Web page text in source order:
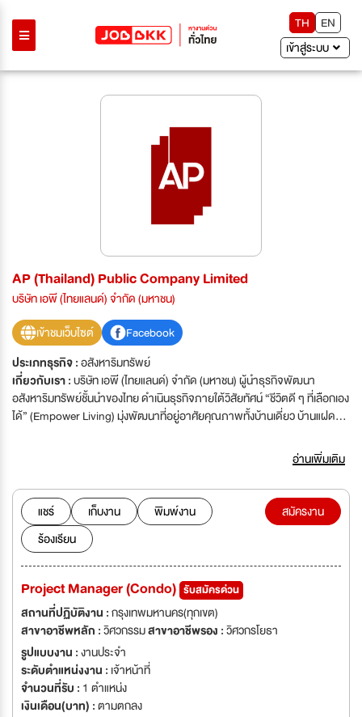
TH
EN
เข้าสู่ระบบ
AP (Thailand) Public Company Limited
บริษัท เอพี (ไทยแลนด์) จำกัด (มหาชน)
เข้าชมเว็บไซต์
Facebook
ประเภทธุรกิจ :อสังหาริมทรัพย์
เกี่ยวกับเรา :บริษัท เอพี (ไทยแลนด์) จำกัด (มหาชน) ผู้นำธุรกิจพัฒนา
อสังหาริมทรัพย์ชั้นนำของไทย ดำเนินธุรกิจภายใต้วิสัยทัศน์ “ชีวิตดี ๆ ที่เลือกเอง
ได้” (Empower Living) มุ่งพัฒนาที่อยู่อาศัยคุณภาพทั้งบ้านเดี่ยว บ้านแฝด
ตอบโจทย์การใช้ชีวิตของผู้คนในทุกช่วงชีวิต ปัจจุบันเอพี ไทยแลนด์ มีโครงการที่
อยู่อาศัยกระจายอยู่ทั่วประเทศมากกว่า 200 โครงการ และยังคงมุ่งมั่นพัฒนา
นวัตกรรมที่อยู่อาศัย เพื่อสร้าง Living Quality และส่งมอบชีวิตดีๆ ที่เลือกเองได้
EMPOWER YOUR POSSIBLE: AP สร้างพื้นที่ที่เปิดโอกาสให้ความเป็นไปได้
ในตัวของทุกคนได้ถูกจุดประกาย เพราะเราเชื่อว่าเมื่อทุกคนได้รับการ
EMPOWER อย่างแท้จริง พวกเขาจะไม่ได้แค่เติบโต แต่จะสามารถขยายขอบเขต
ของความเป็นไปได้ให้ไปไกลกว่าเดิม และเมื่อศักยภาพของทุกคนเติบโต AP ก็จะ
Website : www.apthai.com/th/career LinkedIn : AP (Thailand) Public
Company Limited Facebook : AP People and Career Line :
apthaicareer
อ่านเพิ่มเติม
แชร์ เก็บงาน
พิมพ์งาน
ร้องเรียน
สมัครงาน
Project Manager (Condo) รับสมัครด่วน
สถานที่ปฏิบัติงาน :กรุงเทพมหานคร(ทุกเขต)
สาขาอาชีพหลัก :วิศวกรรมสาขาอาชีพรอง :วิศวกรโยธา
รูปแบบงาน :งานประจำ
ระดับตำแหน่งงาน : เจ้าหน้าที่
จำนวนที่รับ : 1 ตำแหน่ง
เงินเดือน(บาท) :ตามตกลง